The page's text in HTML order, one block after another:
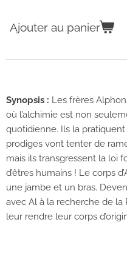
Ajouter au panier
Synopsis : Les frères
où l’alchimie est non
quotidienne. Ils la
prodiges vont tenter de
mais ils transgressent la loi
d’êtres humains ! Le corps
une jambe et un bras.
avec Al à la recherche de la
leur rendre leur corps